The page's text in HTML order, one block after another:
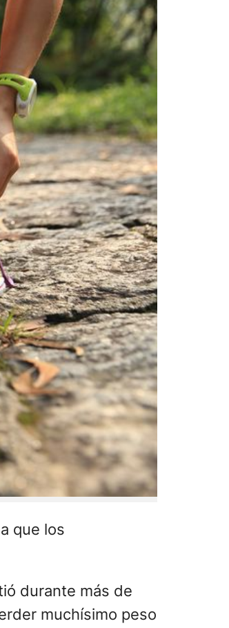
que los
durante más de
muchísimo peso